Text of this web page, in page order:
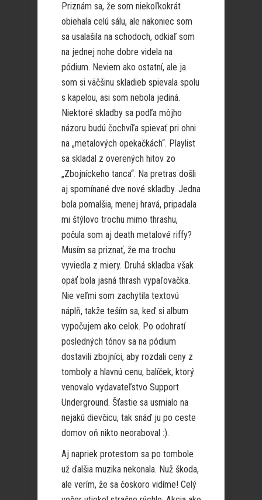
Priznám sa, že som niekoľkokrát
obiehala celú sálu, ale nakoniec som
sa usalašila na schodoch, odkiaľ som
na jednej nohe dobre videla na
pódium. Neviem ako ostatní, ale ja
som si väčšinu skladieb spievala spolu
s kapelou, asi som nebola jediná.
Niektoré skladby sa podľa môjho
názoru budú čochvíľa spievať pri ohni
na „metalových opekačkách“. Playlist
sa skladal z overených hitov zo
„Zbojníckeho tanca“. Na pretras došli
aj spomínané dve nové skladby. Jedna
bola pomalšia, menej hravá, pripadala
mi štýlovo trochu mimo thrashu,
počula som aj death metalové riffy?
Musím sa priznať, že ma trochu
vyviedla z miery. Druhá skladba však
opäť bola jasná thrash vypaľovačka.
Nie veľmi som zachytila textovú
náplň, takže teším sa, keď si album
vypočujem ako celok. Po odohratí
posledných tónov sa na pódium
dostavili zbojníci, aby rozdali ceny z
tomboly a hlavnú cenu, balíček, ktorý
venovalo vydavateľstvo Support
Underground. Šťastie sa usmialo na
nejakú dievčicu, tak snáď ju po ceste
domov oň nikto neoraboval :).
Aj napriek protestom sa po tombole
už ďalšia muzika nekonala. Nuž škoda,
ale verím, že sa čoskoro vidíme! Celý